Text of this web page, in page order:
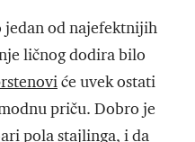
jedan od najefektnijih
ličnog dodira bilo
će uvek ostati
priču. Dobro je
pola stajlinga, i da